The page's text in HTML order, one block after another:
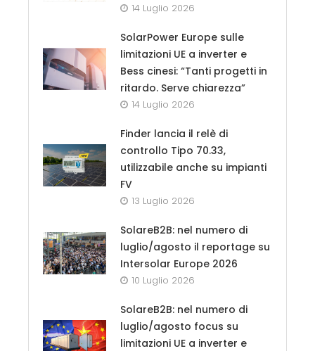
14 Luglio 2026
SolarPower Europe sulle
limitazioni UE a inverter e
Bess cinesi: “Tanti progetti in
ritardo. Serve chiarezza”
14 Luglio 2026
Finder lancia il relè di
controllo Tipo 70.33,
utilizzabile anche su impianti
FV
13 Luglio 2026
SolareB2B: nel numero di
luglio/agosto il reportage su
Intersolar Europe 2026
10 Luglio 2026
SolareB2B: nel numero di
luglio/agosto focus su
limitazioni UE a inverter e